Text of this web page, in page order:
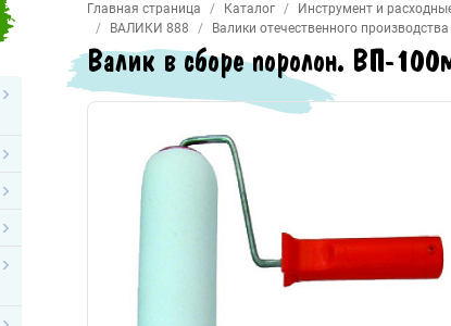
Главная страница Каталог Инструмент и
ВАЛИКИ 888
Валики отечественного
Валик в сборе поролон. ВП-